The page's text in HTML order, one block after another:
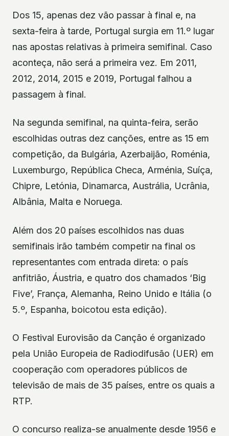
Dos 15, apenas dez vão passar à final e, na
sexta-feira à tarde, Portugal surgia em 11.º lugar
nas apostas relativas à primeira semifinal. Caso
aconteça, não será a primeira vez. Em 2011,
2012, 2014, 2015 e 2019, Portugal falhou a
passagem à final.
Na segunda semifinal, na quinta-feira, serão
escolhidas outras dez canções, entre as 15 em
competição, da Bulgária, Azerbaijão, Roménia,
Luxemburgo, República Checa, Arménia, Suíça,
Chipre, Letónia, Dinamarca, Austrália, Ucrânia,
Albânia, Malta e Noruega.
Além dos 20 países escolhidos nas duas
semifinais irão também competir na final os
representantes com entrada direta: o país
anfitrião, Áustria, e quatro dos chamados ‘Big
Five’, França, Alemanha, Reino Unido e Itália (o
5.º, Espanha, boicotou esta edição).
O Festival Eurovisão da Canção é organizado
pela União Europeia de Radiodifusão (UER) em
cooperação com operadores públicos de
televisão de mais de 35 países, entre os quais a
RTP.
O concurso realiza-se anualmente desde 1956 e